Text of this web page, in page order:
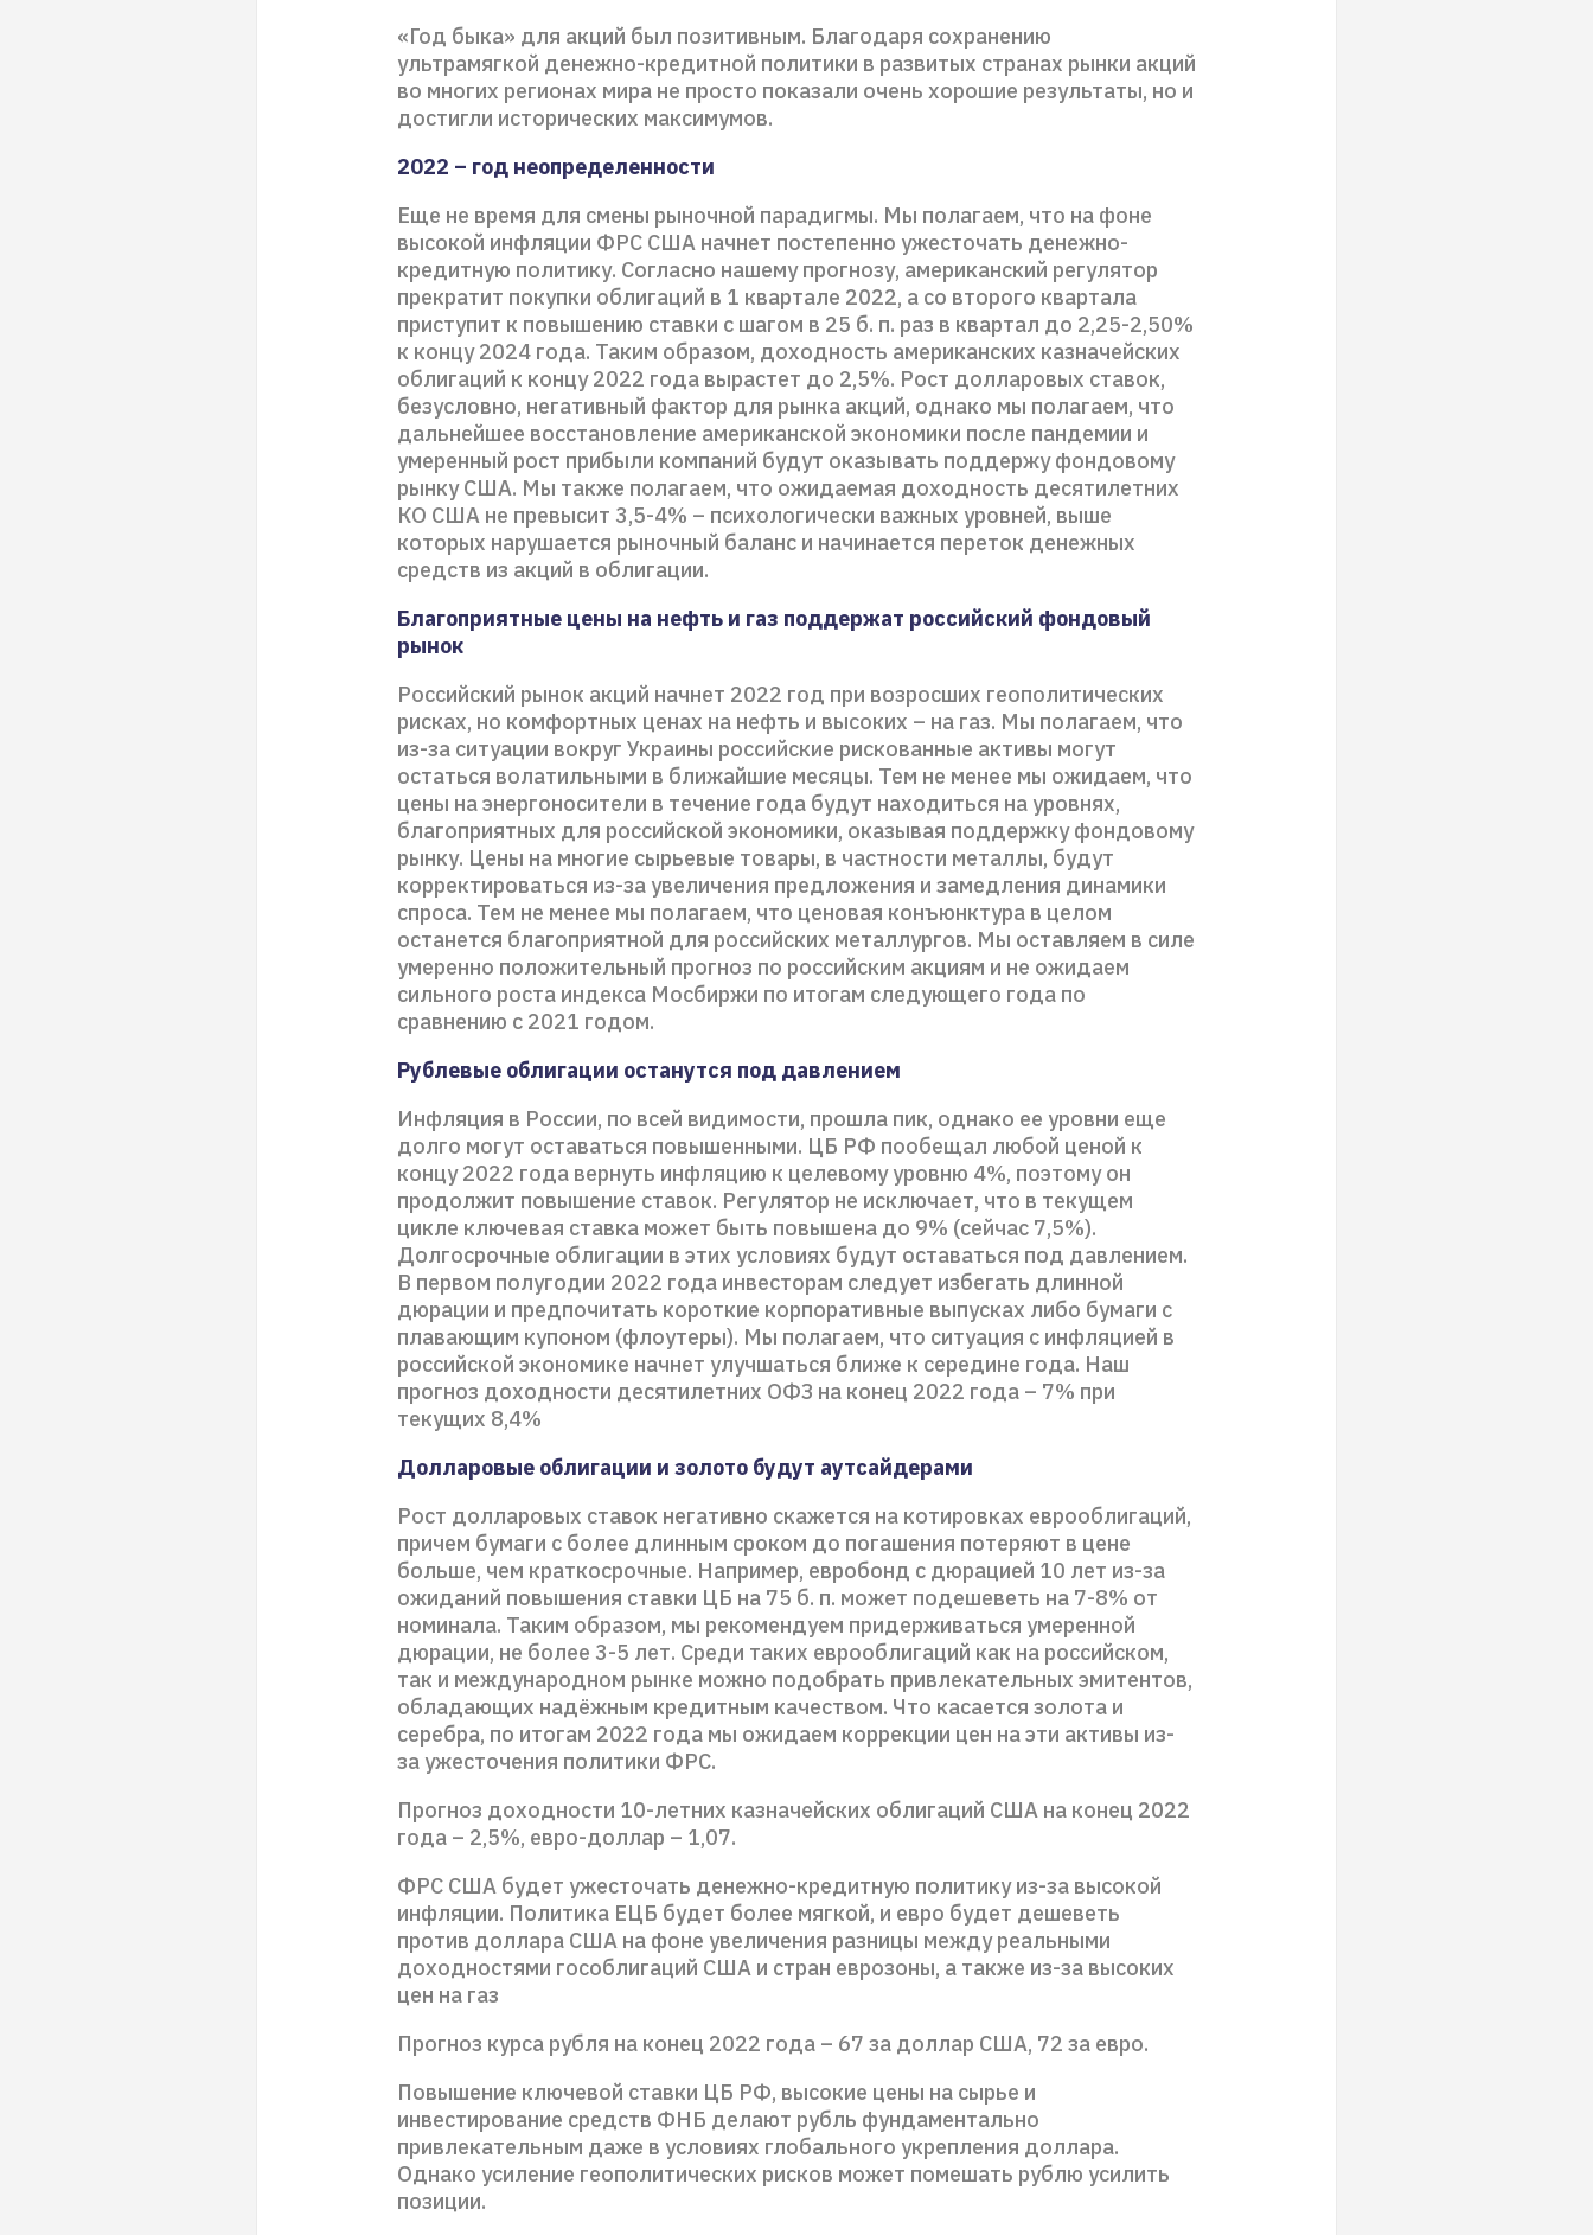
«Год быка» для акций был позитивным. Благодаря сохранению
ультрамягкой денежно-кредитной политики в развитых странах рынки акций
во многих регионах мира не просто показали очень хорошие результаты, но и
достигли исторических максимумов.
2022 – год неопределенности
Еще не время для смены рыночной парадигмы. Мы полагаем, что на фоне
высокой инфляции ФРС США начнет постепенно ужесточать денежно-
кредитную политику. Согласно нашему прогнозу, американский регулятор
прекратит покупки облигаций в 1 квартале 2022, а со второго квартала
приступит к повышению ставки с шагом в 25 б. п. раз в квартал до 2,25-2,50%
к концу 2024 года. Таким образом, доходность американских казначейских
облигаций к концу 2022 года вырастет до 2,5%. Рост долларовых ставок,
безусловно, негативный фактор для рынка акций, однако мы полагаем, что
дальнейшее восстановление американской экономики после пандемии и
умеренный рост прибыли компаний будут оказывать поддержу фондовому
рынку США. Мы также полагаем, что ожидаемая доходность десятилетних
КО США не превысит 3,5-4% – психологически важных уровней, выше
которых нарушается рыночный баланс и начинается переток денежных
средств из акций в облигации.
Благоприятные цены на нефть и газ поддержат российский фондовый
рынок
Российский рынок акций начнет 2022 год при возросших геополитических
рисках, но комфортных ценах на нефть и высоких – на газ. Мы полагаем, что
из-за ситуации вокруг Украины российские рискованные активы могут
остаться волатильными в ближайшие месяцы. Тем не менее мы ожидаем, что
цены на энергоносители в течение года будут находиться на уровнях,
благоприятных для российской экономики, оказывая поддержку фондовому
рынку. Цены на многие сырьевые товары, в частности металлы, будут
корректироваться из-за увеличения предложения и замедления динамики
спроса. Тем не менее мы полагаем, что ценовая конъюнктура в целом
останется благоприятной для российских металлургов. Мы оставляем в силе
умеренно положительный прогноз по российским акциям и не ожидаем
сильного роста индекса Мосбиржи по итогам следующего года по
сравнению с 2021 годом.
Рублевые облигации останутся под давлением
Инфляция в России, по всей видимости, прошла пик, однако ее уровни еще
долго могут оставаться повышенными. ЦБ РФ пообещал любой ценой к
концу 2022 года вернуть инфляцию к целевому уровню 4%, поэтому он
продолжит повышение ставок. Регулятор не исключает, что в текущем
цикле ключевая ставка может быть повышена до 9% (сейчас 7,5%).
Долгосрочные облигации в этих условиях будут оставаться под давлением.
В первом полугодии 2022 года инвесторам следует избегать длинной
дюрации и предпочитать короткие корпоративные выпусках либо бумаги с
плавающим купоном (флоутеры). Мы полагаем, что ситуация с инфляцией в
российской экономике начнет улучшаться ближе к середине года. Наш
прогноз доходности десятилетних ОФЗ на конец 2022 года – 7% при
текущих 8,4%
Долларовые облигации и золото будут аутсайдерами
Рост долларовых ставок негативно скажется на котировках еврооблигаций,
причем бумаги с более длинным сроком до погашения потеряют в цене
больше, чем краткосрочные. Например, евробонд с дюрацией 10 лет из-за
ожиданий повышения ставки ЦБ на 75 б. п. может подешеветь на 7-8% от
номинала. Таким образом, мы рекомендуем придерживаться умеренной
дюрации, не более 3-5 лет. Среди таких еврооблигаций как на российском,
так и международном рынке можно подобрать привлекательных эмитентов,
обладающих надёжным кредитным качеством. Что касается золота и
серебра, по итогам 2022 года мы ожидаем коррекции цен на эти активы из-
за ужесточения политики ФРС.
Прогноз доходности 10-летних казначейских облигаций США на конец 2022
года – 2,5%, евро-доллар – 1,07.
ФРС США будет ужесточать денежно-кредитную политику из-за высокой
инфляции. Политика ЕЦБ будет более мягкой, и евро будет дешеветь
против доллара США на фоне увеличения разницы между реальными
доходностями гособлигаций США и стран еврозоны, а также из-за высоких
цен на газ
Прогноз курса рубля на конец 2022 года – 67 за доллар США, 72 за евро.
Повышение ключевой ставки ЦБ РФ, высокие цены на сырье и
инвестирование средств ФНБ делают рубль фундаментально
привлекательным даже в условиях глобального укрепления доллара.
Однако усиление геополитических рисков может помешать рублю усилить
позиции.